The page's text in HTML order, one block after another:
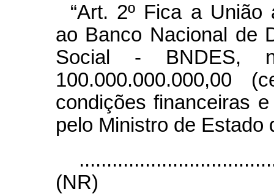
“Art. 2º Fica a
ao Banco Nacional de
Social - BNDES,
100.000.000.000,00
condições financeiras
pelo Ministro de Estado
(NR)